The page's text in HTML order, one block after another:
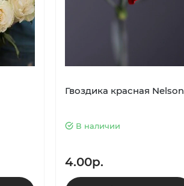
Гвоздика красная Nelson
В наличии
4.00р.